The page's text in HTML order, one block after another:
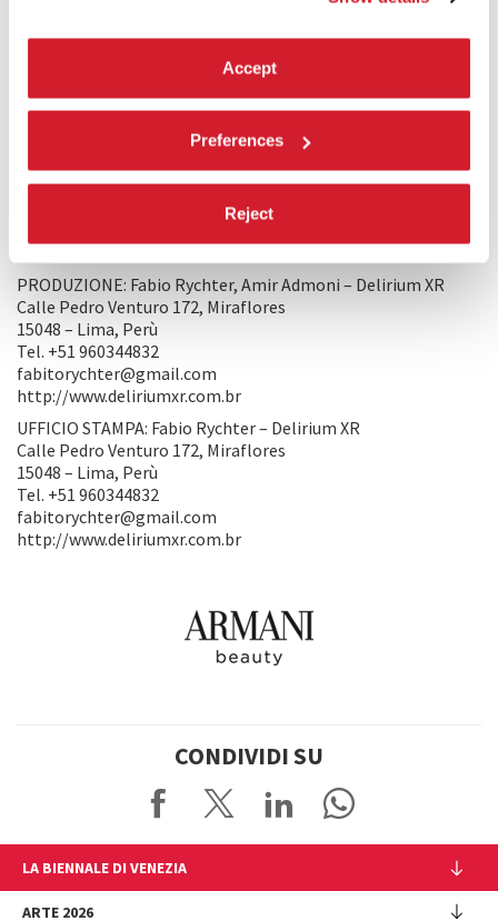
Accept
Preferences
Reject
Frequentemente si sogna di cadere, ed è un incubo. È stato
interessante pensare, girandoGravidade, che cadere non
fosse spaventoso, ma normale.
doveva essere un cortometraggio, ma più la produzione
andava avanti, più ci siamo resi conto che l’universo del
PRODUZIONE/DISTRIBUZIONE
PRODUZIONE: Fabio Rychter, Amir Admoni – Delirium XR
Calle Pedro Venturo 172, Miraflores
15048 – Lima, Perù
Tel. +51 960344832
fabitorychter@gmail.com
http://www.deliriumxr.com.br
UFFICIO STAMPA: Fabio Rychter – Delirium XR
Calle Pedro Venturo 172, Miraflores
15048 – Lima, Perù
Tel. +51 960344832
fabitorychter@gmail.com
http://www.deliriumxr.com.br
CONDIVIDI SU
LA BIENNALE DI VENEZIA
L'Istituzione
ARTE 2026